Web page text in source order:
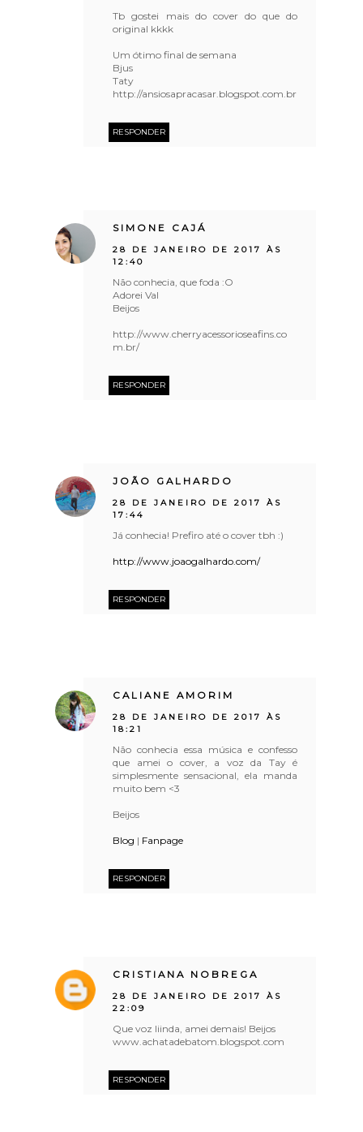
Tb gostei mais do cover do que do
original kkkk
Um ótimo final de semana
Bjus
Taty
http://ansiosapracasar.blogspot.com.br
RESPONDER
SIMONE CAJÁ
28 DE JANEIRO DE 2017 ÀS
12:40
Não conhecia, que foda :O
Adorei Val
Beijos
http://www.cherryacessorioseafins.co
m.br/
RESPONDER
JOÃO GALHARDO
28 DE JANEIRO DE 2017 ÀS
17:44
Já conhecia! Prefiro até o cover tbh :)
http://www.joaogalhardo.com/
RESPONDER
CALIANE AMORIM
28 DE JANEIRO DE 2017 ÀS
18:21
Não conhecia essa música e confesso
que amei o cover, a voz da Tay é
simplesmente sensacional, ela manda
muito bem <3
Beijos
Blog | Fanpage
RESPONDER
CRISTIANA NOBREGA
28 DE JANEIRO DE 2017 ÀS
22:09
Que voz liinda, amei demais! Beijos
www.achatadebatom.blogspot.com
RESPONDER